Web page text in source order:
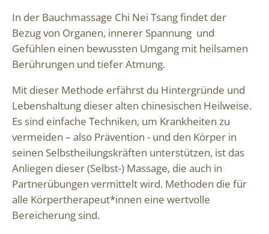
In der Bauchmassage Chi Nei Tsang findet der
Bezug von Organen, innerer Spannung und
Gefühlen einen bewussten Umgang mit heilsamen
Berührungen und tiefer Atmung.
Mit dieser Methode erfährst du Hintergründe und
Lebenshaltung dieser alten chinesischen Heilweise.
Es sind einfache Techniken, um Krankheiten zu
vermeiden – also Prävention - und den Körper in
seinen Selbstheilungskräften unterstützen, ist das
Anliegen dieser (Selbst-) Massage, die auch in
Partnerübungen vermittelt wird. Methoden die für
alle Körpertherapeut*innen eine wertvolle
Bereicherung sind.